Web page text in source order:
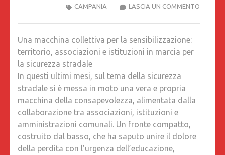
LASCIA UN COMMENTO
CAMPANIA
Una macchina collettiva per la sensibilizzazione:
territorio, associazioni e istituzioni in marcia per
la sicurezza stradale
In questi ultimi mesi, sul tema della sicurezza
stradale si è messa in moto una vera e propria
macchina della consapevolezza, alimentata dalla
collaborazione tra associazioni, istituzioni e
amministrazioni comunali. Un fronte compatto,
costruito dal basso, che ha saputo unire il dolore
della perdita con l’urgenza dell’educazione,